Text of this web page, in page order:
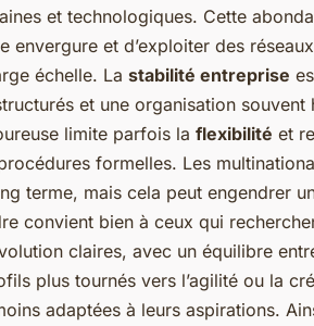
et technologiques. Cette
envergure et d’exploiter des
échelle. La stabilité entreprise
et une organisation
limite parfois la flexibilité et
formelles. Les
terme, mais cela peut engendrer
convient bien à ceux qui
claires, avec un équilibre
plus tournés vers l’agilité ou la
adaptées à leurs aspirations.